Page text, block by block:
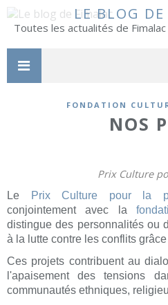
LE BLOG
FONDATION
NOS
Prix Culture
Le Prix Culture pour la
conjointement avec la
distingue des personnalités ou
à la lutte contre les conflits
Ces projets contribuent au
l'apaisement des tensions
communautés ethniques,